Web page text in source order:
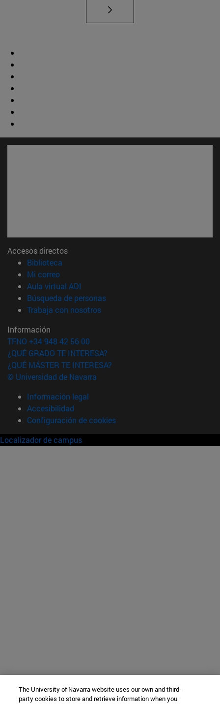
Accesos directos
Biblioteca
Mi correo(abre en nueva ventana)
Aula virtual ADI
Búsqueda de personas(abre en nueva ventana)
Trabaja con nosotros(abre en nueva ventana)
Información
TFNO +34 948 42 56 00
¿QUÉ GRADO TE INTERESA?
¿QUÉ MÁSTER TE INTERESA?
© Universidad de Navarra
Información legal
Accesibilidad
Configuración de cookies
Localizador de campus
The University of Navarra website uses our own and third-
party cookies to store and retrieve information when you